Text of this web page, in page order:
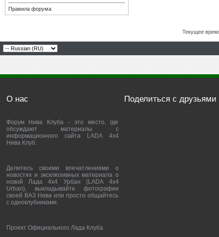
Правила форума
Текущее
О нас
Форум Нива Клуба - это место, где
обсуждают материалы с
информационного сайта LADA 4x4
Нива Клуб.
Делитесь своими впечатлениями о
новостях и эксклюзивных материала о
новой Лада 4х4 Урбан (LADA 4x4
Urban), выкладывайте фотографии
своей ВАЗ Нива или просто общайтесь
с одноклубниками.
Проект Официального Лада Клуба
Поделиться с друзьями